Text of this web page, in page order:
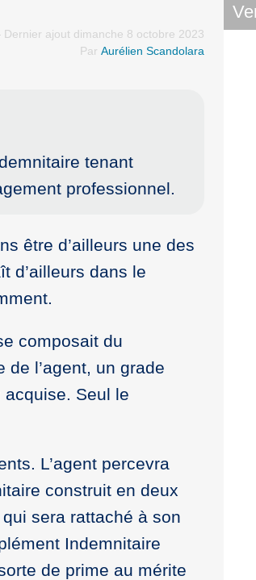
ajout dimanche 8 octobre 2023
Par Aurélien Scandolara
tenant
professionnel.
être d’ailleurs une des
d’ailleurs dans le
composait du
l’agent, un grade
Seul le
L’agent percevra
construit en deux
sera rattaché à son
Indemnitaire
de prime au mérite